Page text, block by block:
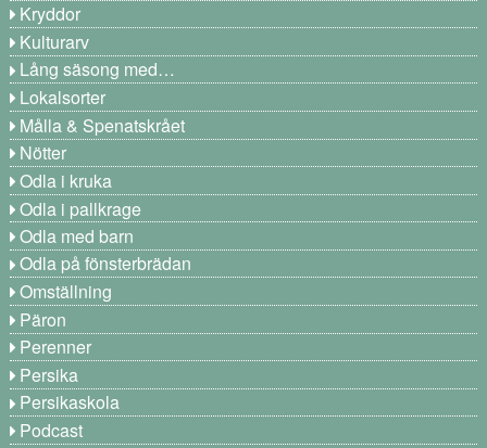
Kryddor
Kulturarv
Lång säsong med…
Lokalsorter
Målla & Spenatskrået
Nötter
Odla i kruka
Odla i pallkrage
Odla med barn
Odla på fönsterbrädan
Omställning
Päron
Perenner
Persika
Persikaskola
Podcast